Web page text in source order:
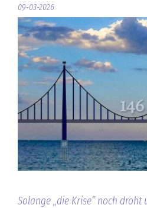
09-03-2026
Solange „die Krise” noch